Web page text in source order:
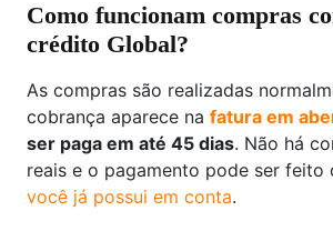
Como funcionam compras
crédito Global?
As compras são realizadas
cobrança aparece na fatura em
ser paga em até 45 dias. Não há
reais e o pagamento pode ser feito
você já possui em conta.